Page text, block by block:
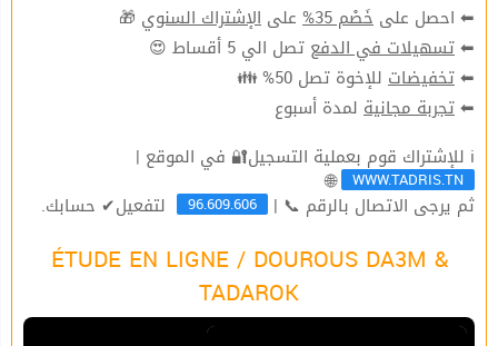
⬅ احصل على خَصْم 35% على الإشتراك السنوي 🎁
⬅تسهيلات في الدفع تصل الي 5 أقساط 😍
⬅تخفيضات للإخوة تصل 50% 👪
⬅تجربة مجانية لمدة أسبوع
ℹ للإشتراك قوم بعملية التسجيل🔐 في الموقع |
WWW.TADRIS.TN
🌐
ثم يرجى الاتصال بالرقم 📞 | 96.609.606 لتفعيل✔ حسابك.
ÉTUDE EN LIGNE / DOUROUS DA3M &
TADAROK